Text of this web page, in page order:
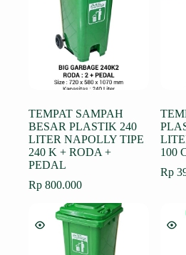
TEMPAT SAMPAH
BESAR PLASTIK 240
LITER NAPOLLY TIPE
240 K + RODA +
PEDAL
Rp 800.000
100
Rp